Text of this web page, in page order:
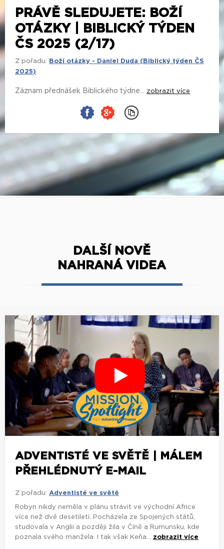
PRÁVĚ SLEDUJETE: BOŽÍ
OTÁZKY | BIBLICKÝ TÝDEN
ČS 2025 (2/17)
Z pořadu:
Boží otázky - Daniel Duda (Biblický týden ČS
2025)
Záznam přednášek Biblického týdne... zobrazit více
DALŠÍ NOVĚ
NAHRANÁ VIDEA
ADVENTISTÉ VE SVĚTĚ | MÁLEM
PŘEHLÉDNUTÝ E-MAIL
Z pořadu: Adventisté ve světě
Robyn nikdy neměla v plánu strávit ve východní Africe
více než dvě desetiletí. Pocházela ze Spojených států,
studovala v Anglii a později žila v Číně a Rumunsku, kde
poznala svého manžela. I tak však Keňa... zobrazit více